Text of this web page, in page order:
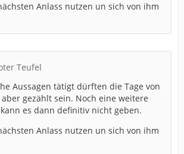
Anlass nutzen un sich von ihm
Teufel
Aussagen tätigt dürften die Tage von
gezählt sein. Noch eine weitere
es dann definitiv nicht geben.
Anlass nutzen un sich von ihm